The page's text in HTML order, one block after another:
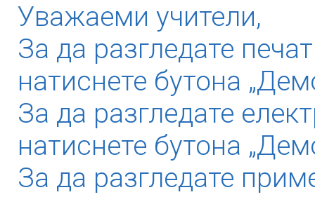
Уважаеми учители,
За да разгледате
натиснете бутона
За да разгледате
натиснете бутона
За да разгледате